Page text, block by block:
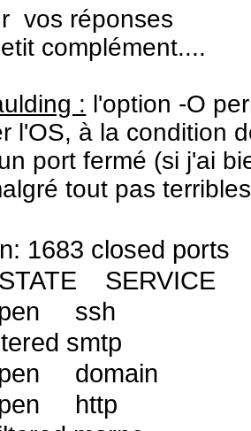
vos réponses
complément....
: l'option -O
l'OS, à la condition
port fermé (si j'ai
tout pas
1683 closed ports
SERVICE
ssh
smtp
domain
http